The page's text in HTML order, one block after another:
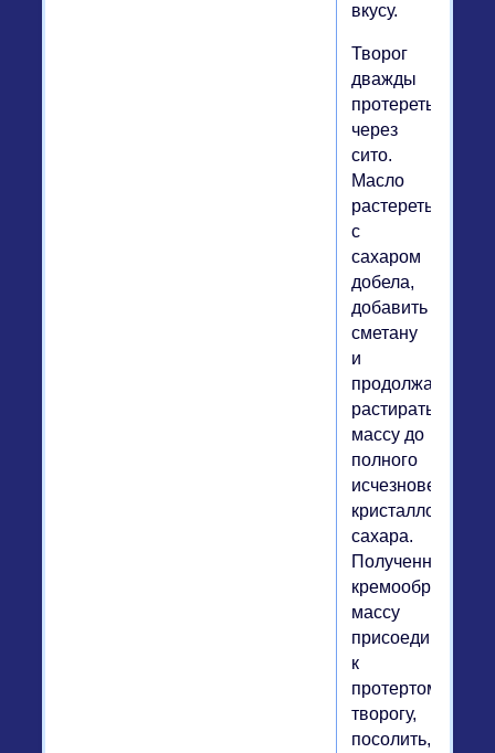
вкусу.
Творог
дважды
протереть
через
сито.
Масло
растереть
с
сахаром
добела,
добавить
сметану
и
продолжать
растирать
массу до
полного
исчезновения
кристаллов
сахара.
Полученную
кремообразную
массу
присоединить
к
протертому
творогу,
посолить,